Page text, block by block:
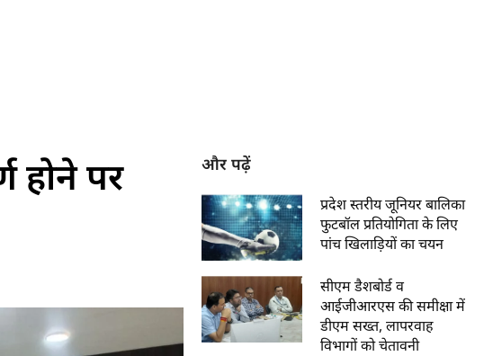
होने पर
और पढ़ें
प्रदेश स्तरीय जूनियर बालिका
फुटबॉल प्रतियोगिता के लिए
पांच खिलाड़ियों का चयन
सीएम डैशबोर्ड व
आईजीआरएस की समीक्षा में
डीएम सख्त, लापरवाह
विभागों को चेतावनी